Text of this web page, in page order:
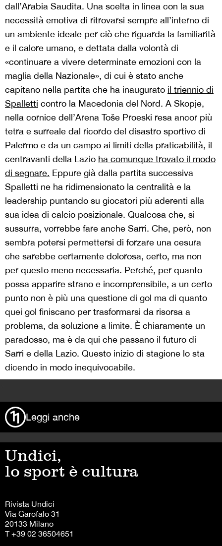
dall’Arabia Saudita. Una scelta in linea con la sua
necessità emotiva di ritrovarsi sempre all’interno di
un ambiente ideale per ciò che riguarda la familiarità
e il calore umano, e dettata dalla volontà di
«continuare a vivere determinate emozioni con la
maglia della Nazionale», di cui è stato anche
capitano nella partita che ha inaugurato il triennio di
Spalletti contro la Macedonia del Nord. A Skopje,
nella cornice dell’Arena Toše Proeski resa ancor più
tetra e surreale dal ricordo del disastro sportivo di
Palermo e da un campo ai limiti della praticabilità, il
centravanti della Lazio ha comunque trovato il modo
di segnare. Eppure già dalla partita successiva
Spalletti ne ha ridimensionato la centralità e la
leadership puntando su giocatori più aderenti alla
sua idea di calcio posizionale. Qualcosa che, si
sussurra, vorrebbe fare anche Sarri. Che, però, non
sembra potersi permettersi di forzare una cesura
che sarebbe certamente dolorosa, certo, ma non
per questo meno necessaria. Perché, per quanto
possa apparire strano e incomprensibile, a un certo
punto non è più una questione di gol ma di quanto
quei gol finiscano per trasformarsi da risorsa a
problema, da soluzione a limite. È chiaramente un
paradosso, ma è da qui che passano il futuro di
Sarri e della Lazio. Questo inizio di stagione lo sta
dicendo in modo inequivocabile.
Leggi anche
Undici,
lo sport è cultura
Rivista Undici
Via Garofalo 31
20133 Milano
T +39 02 36504651